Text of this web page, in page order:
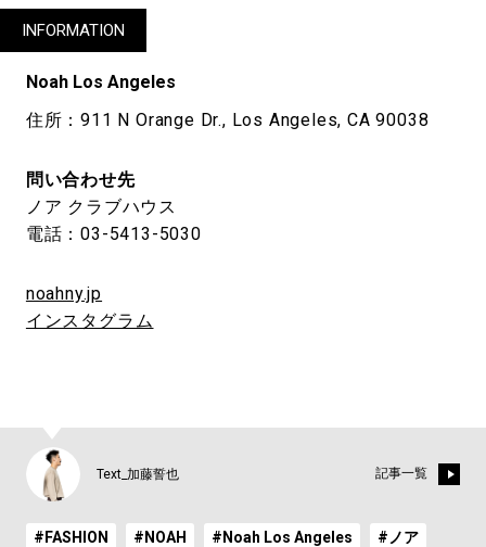
INFORMATION
Noah Los Angeles
住所：911 N Orange Dr., Los Angeles, CA 90038
問い合わせ先
ノア クラブハウス
電話：03-5413-5030
noahny.jp
インスタグラム
Text_加藤誓也 記事一覧
#FASHION #NOAH #Noah Los Angeles #ノア